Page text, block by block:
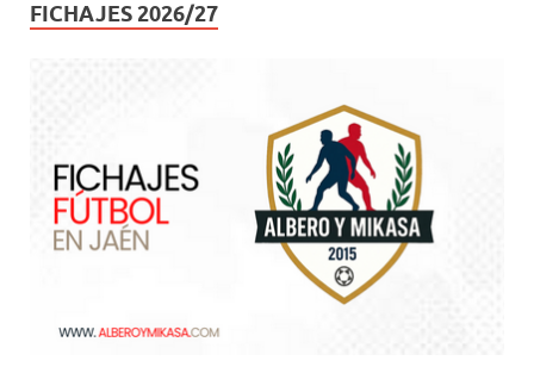
FICHAJES 2026/27